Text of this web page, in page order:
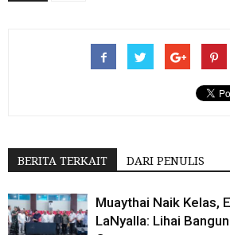
BERITA TERKAIT DARI PENULIS
Muaythai Naik Kelas,
LaNyalla: Lihai